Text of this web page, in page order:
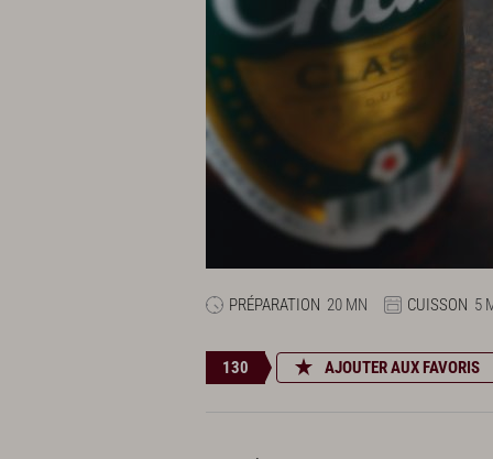
PRÉPARATION 20 MN CUISSON 5
130 AJOUTER AUX FAVORIS